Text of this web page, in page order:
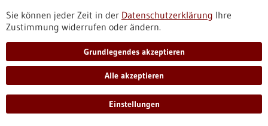
Forschenden gelingt Verjüngung des
Immunsystems im Tiermodell
Stammzellen altern. Auch das menschliche Immunsystem
verliert mit steigendem Alter an Schlagkraft. Da alle
Immunzellen von blutbildenden Stammzellen abstammen,
liegt es nahe, die Schwächung des Immunsystems
Verbindung zu bringen. Ulmer Stammzellforscher und
Immunologen haben diese Verbindung in einem neuen
Sie können jeder Zeit in der Datenschutzerklärung Ihre
Zustimmung widerrufen oder ändern.
Grundlegendes akzeptieren
Alle akzeptieren
Einstellungen